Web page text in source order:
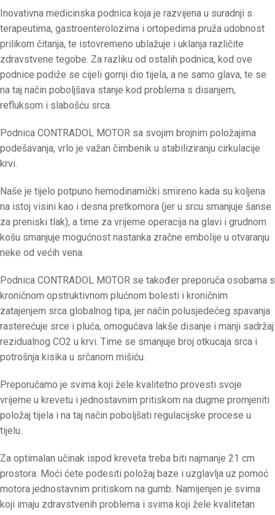
Inovativna medicinska podnica koja je razvijena u suradnji s
terapeutima, gastroenterolozima i ortopedima pruža udobnost
prilikom čitanja, te istovremeno ublažuje i uklanja različite
zdravstvene tegobe. Za razliku od ostalih podnica, kod ove
podnice podiže se cijeli gornji dio tijela, a ne samo glava, te se
na taj način poboljšava stanje kod problema s disanjem,
refluksom i slabošću srca.
Podnica CONTRADOL MOTOR sa svojim brojnim položajima
podešavanja, vrlo je važan čimbenik u stabiliziranju cirkulacije
krvi.
Naše je tijelo potpuno hemodinamički smireno kada su koljena
na istoj visini kao i desna pretkomora (jer u srcu smanjuje šanse
za preniski tlak), a time za vrijeme operacija na glavi i grudnom
košu smanjuje mogućnost nastanka zračne embolije u otvaranju
neke od većih vena.
Podnica CONTRADOL MOTOR se također preporuča osobama s
kroničnom opstruktivnom plućnom bolesti i kroničnim
zatajenjem srca globalnog tipa, jer način polusjedećeg spavanja
rasterećuje srce i pluća, omogućava lakše disanje i manji sadržaj
rezidualnog CO2 u krvi. Time se smanjuje broj otkucaja srca i
potrošnja kisika u srčanom mišiću.
Preporučamo je svima koji žele kvalitetno provesti svoje
vrijeme u krevetu i jednostavnim pritiskom na dugme promjeniti
položaj tijela i na taj način poboljšati regulacijske procese u
tijelu.
Za optimalan učinak ispod kreveta treba biti najmanje 21 cm
prostora. Moći ćete podesiti položaj baze i uzglavlja uz pomoć
motora jednostavnim pritiskom na gumb. Namijenjen je svima
koji imaju zdravstvenih problema i svima koji žele kvalitetan